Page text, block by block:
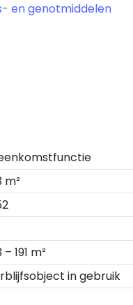
en genotmiddelen
m²
– 191 m²
in gebruik